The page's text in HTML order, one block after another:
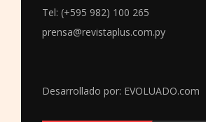
Tel: (+595 982) 100 265
prensa@revistaplus.com.py
Desarrollado por: EVOLUADO.com